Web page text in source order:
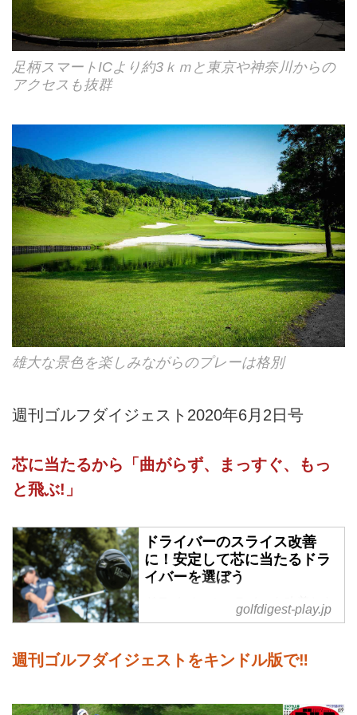
足柄スマートICより約3ｋｍと東京や神奈川からの
アクセスも抜群
雄大な景色を楽しみながらのプレーは格別
週刊ゴルフダイジェスト2020年6月2日号
芯に当たるから「曲がらず、まっすぐ、もっ
と飛ぶ!」
ドライバーのスライス改善
に！安定して芯に当たるドラ
イバーを選ぼう
ドライバーのスライスを改善した
い方必見！最適なシャフトを装着
スしにくいカスタムドライバーを
golfdigest-play.jp
週刊ゴルフダイジェストをキンドル版で‼